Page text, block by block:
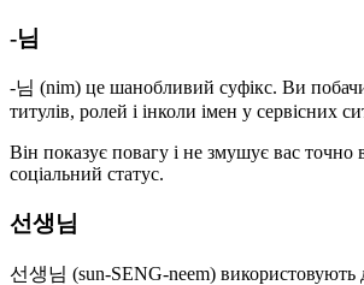
-님
-님 (nim) це шанобливий суфікс. Ви
титулів, ролей і інколи імен у сервісних
Він показує повагу і не змушує вас точно
соціальний статус.
선생님
선생님 (sun-SENG-neem) використовують